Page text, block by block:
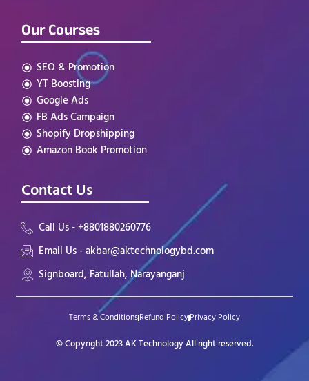
Our Courses
SEO & Promotion
YT Boosting
Google Ads
FB Ads Campaign
Shopify Dropshipping
Amazon Book Promotion
Contact Us
Call Us - +8801880260776
Email Us - akbar@aktechnologybd.com
Signboard, Fatullah, Narayanganj
Terms & ConditionsRefund PolicyPrivacy Policy
© Copyright 2023 AK Technology All right reserved.